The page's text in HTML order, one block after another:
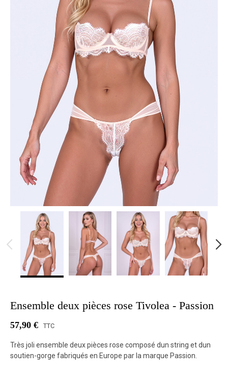
Ensemble deux pièces rose Tivolea - Passion
57,90 € TTC
Très joli ensemble deux pièces rose composé dun string et dun
soutien-gorge fabriqués en Europe par la marque Passion.